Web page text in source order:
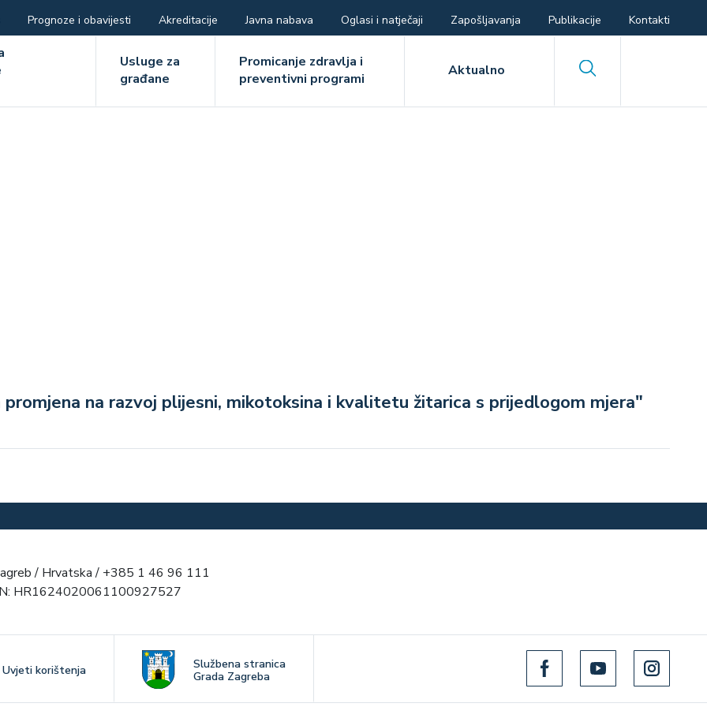
Prognoze i obavijesti Akreditacije Javna nabava Oglasi i natječaji Zapošljavanja Publikacije Kontakti
Usluge za
građane
Promicanje zdravlja i
preventivni programi
Aktualno Search
na razvoj plijesni, mikotoksina i kvalitetu žitarica s prijedlogom mjera"
/ Hrvatska / +385 1 46 96 111
HR1624020061100927527
Uvjeti korištenja
Službena stranica
Grada Zagreba